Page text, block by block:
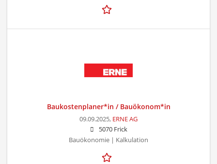
Baukostenplaner*in / Bauökonom*in
09.09.2025, ERNE AG
5070 Frick
Bauökonomie | Kalkulation